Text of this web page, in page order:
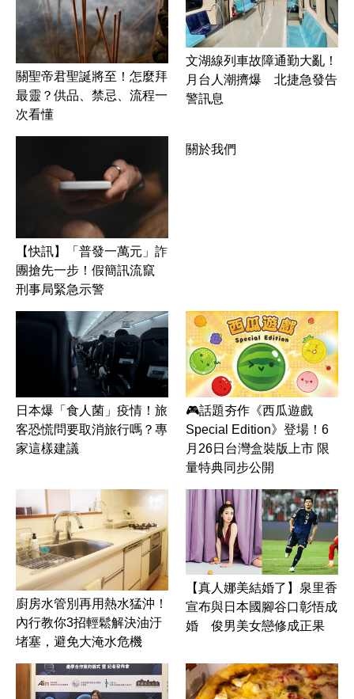
關聖帝君聖誕將至！怎麼拜
最靈？供品、禁忌、流程一
次看懂
文湖線列車故障通勤大亂！
月台人潮擠爆 北捷急發告
警訊息
【快訊】「普發一萬元」詐
團搶先一步！假簡訊流竄
刑事局緊急示警
關於我們
日本爆「食人菌」疫情！旅
客恐慌問要取消旅行嗎？專
家這樣建議
🎮話題夯作《西瓜遊戲
Special Edition》登場！6
月26日台灣盒裝版上市 限
量特典同步公開
廚房水管別再用熱水猛沖！
內行教你3招輕鬆解決油汙
堵塞，避免大淹水危機
【真人娜美結婚了】泉里香
宣布與日本國腳谷口彰悟成
婚 俊男美女戀修成正果